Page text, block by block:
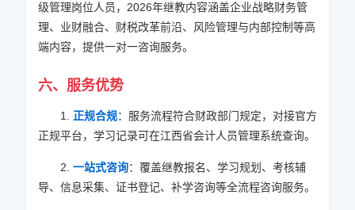
级管理岗位人员， 2026年继教内容涵盖企业战略财务管
理、业财融合、财税改革前沿、风险管理与内部控制等高
端内容，提供一对一咨询服务。
六、服务优势
1. 正规合规：服务流程符合财政部门规定，对接官方
正规平台，学习记录可在江西省会计人员管理系统查询。
2. 一站式咨询：覆盖继教报名、学习规划、考核辅
导、信息采集、证书登记、补学咨询等全流程咨询服务。